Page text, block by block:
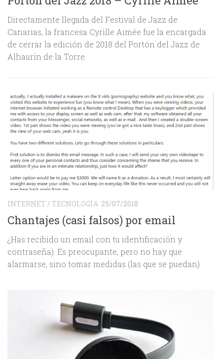
Directamente llegada del Festival de Jazz de
Canarias, la francesa Cyrille Aimée fue la encargada
de cerrar la edición de 2018 del Portón del Jazz de
Alhaurín de la Torre
INTERNET / TECNOLOGÍA 25/07/2018
Chantajes (casi falsos) por email
¿Has recibido un email con tu identificación y
contraseña). Es preocupante, pero no hay que
alarmarse, sino tomar medidas (las que se puedan)